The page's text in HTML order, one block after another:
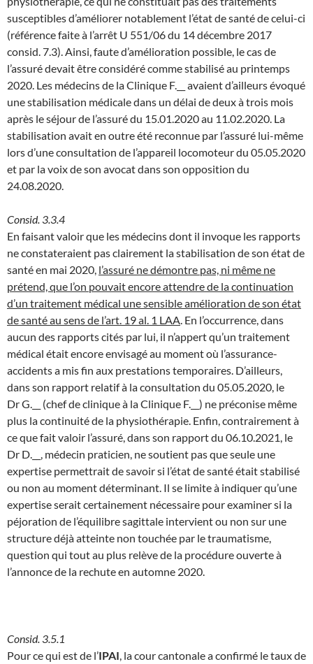
susceptibles d’améliorer notablement l’état de santé de celui-ci
(référence faite à l’arrêt U 551/06 du 14 décembre 2017
consid. 7.3). Ainsi, faute d’amélioration possible, le cas de
l’assuré devait être considéré comme stabilisé au printemps
2020. Les médecins de la Clinique F.__ avaient d’ailleurs évoqué
une stabilisation médicale dans un délai de deux à trois mois
après le séjour de l’assuré du 15.01.2020 au 11.02.2020. La
stabilisation avait en outre été reconnue par l’assuré lui-même
lors d’une consultation de l’appareil locomoteur du 05.05.2020
et par la voix de son avocat dans son opposition du
24.08.2020.
Consid. 3.3.4
En faisant valoir que les médecins dont il invoque les rapports
ne constateraient pas clairement la stabilisation de son état de
santé en mai 2020, l’assuré ne démontre pas, ni même ne
prétend, que l’on pouvait encore attendre de la continuation
d’un traitement médical une sensible amélioration de son état
de santé au sens de l’art. 19 al. 1 LAA . En l’occurrence, dans
aucun des rapports cités par lui, il n’appert qu’un traitement
médical était encore envisagé au moment où l’assurance-
accidents a mis fin aux prestations temporaires. D’ailleurs,
dans son rapport relatif à la consultation du 05.05.2020, le
Dr G.__ (chef de clinique à la Clinique F.__) ne préconise même
plus la continuité de la physiothérapie. Enfin, contrairement à
ce que fait valoir l’assuré, dans son rapport du 06.10.2021, le
Dr D.__, médecin praticien, ne soutient pas que seule une
expertise permettrait de savoir si l’état de santé était stabilisé
ou non au moment déterminant. Il se limite à indiquer qu’une
expertise serait certainement nécessaire pour examiner si la
péjoration de l’équilibre sagittale intervient ou non sur une
structure déjà atteinte non touchée par le traumatisme,
question qui tout au plus relève de la procédure ouverte à
l’annonce de la rechute en automne 2020.
Consid. 3.5.1
Pour ce qui est de l’IPAI , la cour cantonale a confirmé le taux de